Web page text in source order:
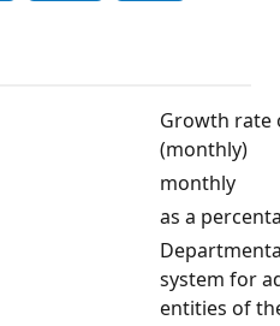
Growth rate
(monthly)
monthly
as a
system for
entities of